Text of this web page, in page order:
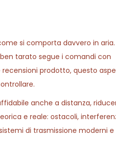
si comporta davvero in aria.
tarato segue i comandi con
recensioni prodotto, questo
anche a distanza,
e reale: ostacoli,
di trasmissione moderni e